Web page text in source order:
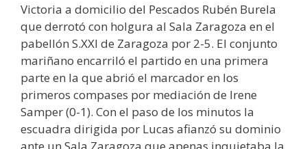
Victoria a domicilio del Pescados Rubén Burela
que derrotó con holgura al Sala Zaragoza en el
pabellón S.XXI de Zaragoza por 2-5. El conjunto
mariñano encarriló el partido en una primera
parte en la que abrió el marcador en los
primeros compases por mediación de Irene
Samper (0-1). Con el paso de los minutos la
escuadra dirigida por Lucas afianzó su dominio
ante un Sala Zaragoza que apenas inquietaba la